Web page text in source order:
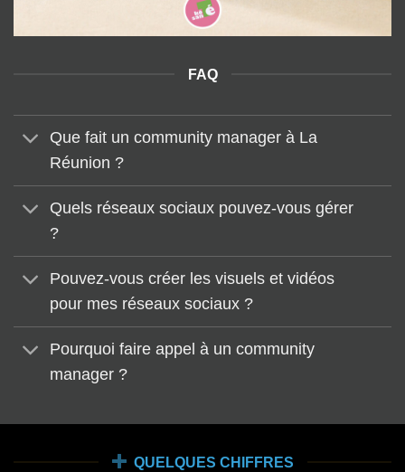
FAQ
Que fait un community manager à La
Réunion ?
Quels réseaux sociaux pouvez-vous gérer
?
Pouvez-vous créer les visuels et vidéos
pour mes réseaux sociaux ?
Pourquoi faire appel à un community
manager ?
QUELQUES CHIFFRES